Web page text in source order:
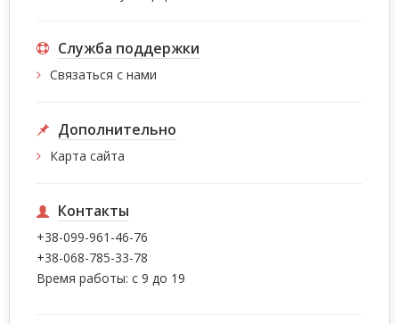
Служба поддержки
Связаться с нами
Дополнительно
Карта сайта
Контакты
+38-099-961-46-76
+38-068-785-33-78
Время работы: с 9 до 19